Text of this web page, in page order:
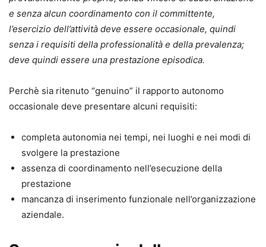
e senza alcun coordinamento con il committente,
l’esercizio dell’attività deve essere occasionale, quindi
senza i requisiti della professionalità e della prevalenza;
deve quindi essere una prestazione episodica.
Perchè sia ritenuto “genuino” il rapporto autonomo
occasionale deve presentare alcuni requisiti:
completa autonomia nei tempi, nei luoghi e nei modi di
svolgere la prestazione
assenza di coordinamento nell’esecuzione della
prestazione
mancanza di inserimento funzionale nell’organizzazione
aziendale.